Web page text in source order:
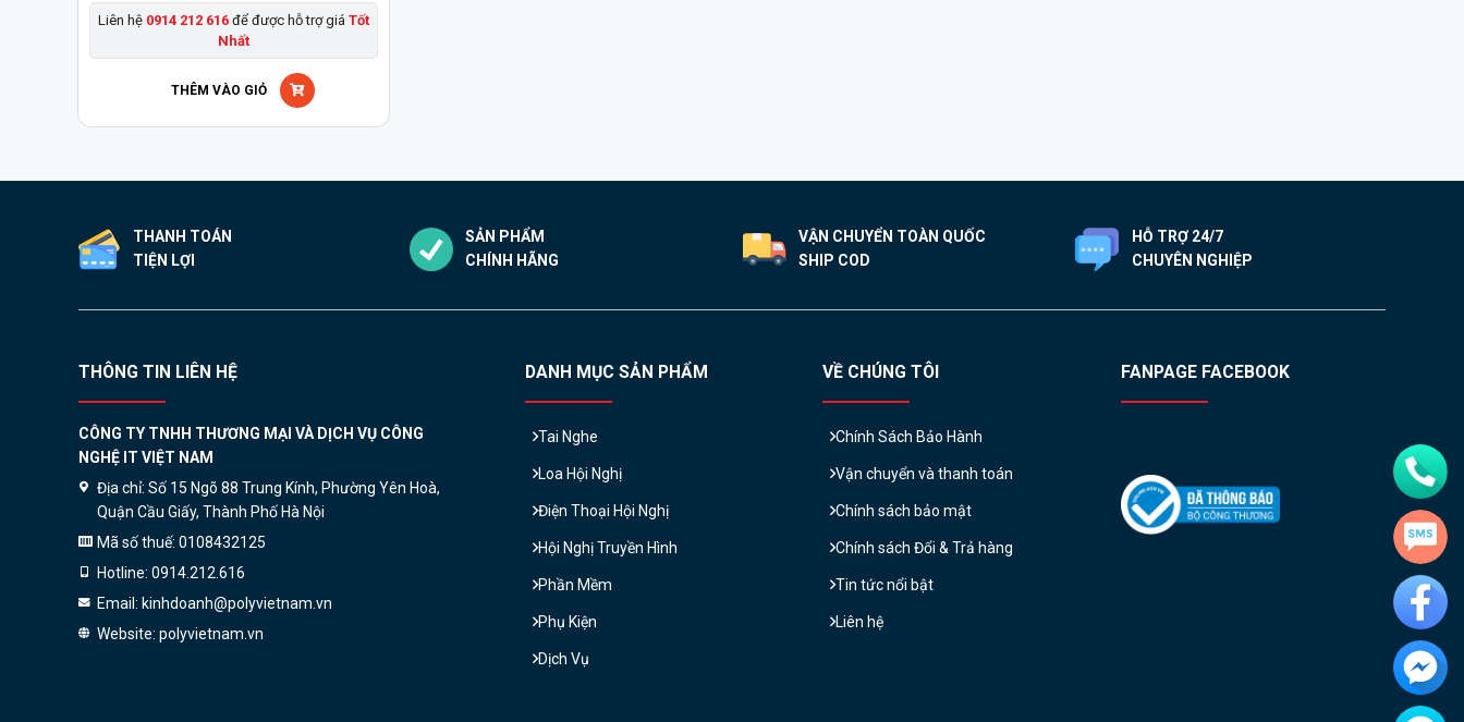
là:
13.990.000₫.
tại
là:
9.990.000₫.
Liên hệ 0914 212 616 để được hỗ trợ giá Tốt
Nhất
THÊM VÀO GIỎ
THANH TOÁN
TIỆN LỢI
SẢN PHẨM
CHÍNH HÃNG
VẬN CHUYỂN TOÀN QUỐC
SHIP COD
HỖ TRỢ 24/7
CHUYÊN NGHIỆP
THÔNG TIN LIÊN HỆ
CÔNG TY TNHH THƯƠNG MẠI VÀ DỊCH VỤ CÔNG
NGHỆ IT VIỆT NAM
Địa chỉ: Số 15 Ngõ 88 Trung Kính, Phường Yên Hoà,
Quận Cầu Giấy, Thành Phố Hà Nội
Mã số thuế: 0108432125
Hotline: 0914.212.616
Email: kinhdoanh@polyvietnam.vn
Website: polyvietnam.vn
DANH MỤC SẢN PHẨM
Tai Nghe
Loa Hội Nghị
Điện Thoại Hội Nghị
Hội Nghị Truyền Hình
Phần Mềm
Phụ Kiện
Dịch Vụ
VỀ CHÚNG TÔI
Chính Sách Bảo Hành
Vận chuyển và thanh toán
Chính sách bảo mật
Chính sách Đổi & Trả hàng
Tin tức nổi bật
Liên hệ
FANPAGE FACEBOOK